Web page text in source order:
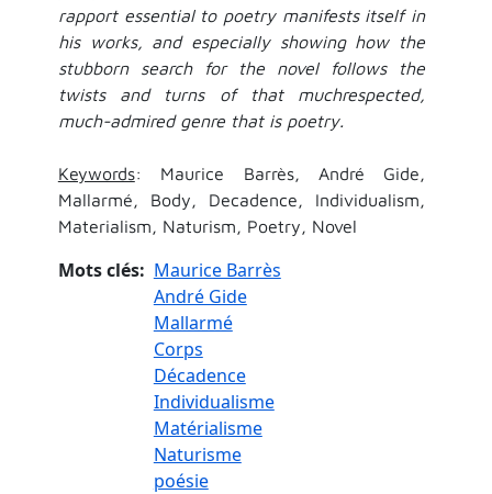
rapport essential to poetry manifests itself in
his works, and especially showing how the
stubborn search for the novel follows the
twists and turns of that muchrespected,
much-admired genre that is poetry.
Keywords: Maurice Barrès, André Gide,
Mallarmé, Body, Decadence, Individualism,
Materialism, Naturism, Poetry, Novel
Mots clés
Maurice Barrès
André Gide
Mallarmé
Corps
Décadence
Individualisme
Matérialisme
Naturisme
poésie